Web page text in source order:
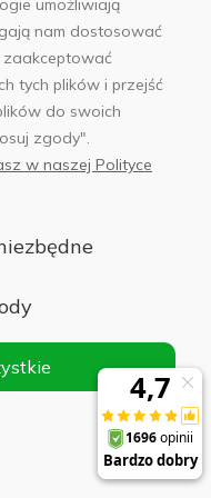
ochronną
smartfona
umożliwiają
nam dostosować
tych plików i przejść
do swoich
zgody".
w naszej Polityce